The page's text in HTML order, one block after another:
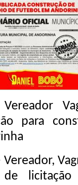
para
Vereador,
de